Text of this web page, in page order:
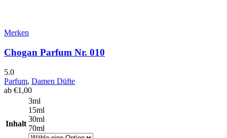
Merken
Chogan Parfum Nr. 010
5.0
Parfum, Damen Düfte
ab €1,00
Inhalt
3ml
15ml
30ml
70ml